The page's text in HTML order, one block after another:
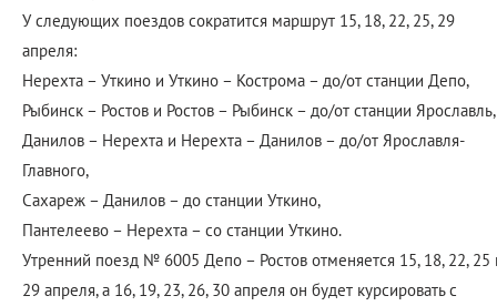
У следующих поездов сократится маршрут 15, 18, 22, 25, 29
апреля:
Нерехта – Уткино и Уткино – Кострома – до/от станции Депо,
Рыбинск – Ростов и Ростов – Рыбинск – до/от станции Ярославль,
Данилов – Нерехта и Нерехта – Данилов – до/от Ярославля-
Главного,
Сахареж – Данилов – до станции Уткино,
Пантелеево – Нерехта – со станции Уткино.
Утренний поезд № 6005 Депо – Ростов отменяется 15, 18, 22, 25
29 апреля, а 16, 19, 23, 26, 30 апреля он будет курсировать с